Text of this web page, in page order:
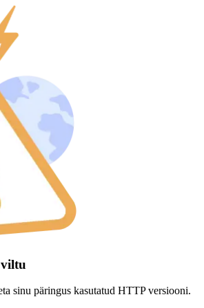
sinu päringus kasutatud HTTP versiooni.